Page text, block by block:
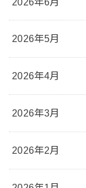
2026年5月
2026年4月
2026年3月
2026年2月